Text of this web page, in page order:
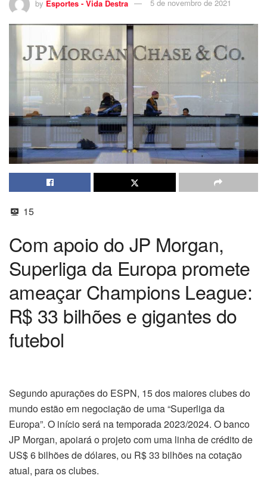
by Esportes - Vida Destra 5 de novembro de 2021
15
Com apoio do JP Morgan,
Superliga da Europa promete
ameaçar Champions League:
R$ 33 bilhões e gigantes do
futebol
Segundo apurações do ESPN, 15 dos maiores clubes do
mundo estão em negociação de uma “Superliga da
Europa”. O início será na temporada 2023/2024. O banco
JP Morgan, apoiará o projeto com uma linha de crédito de
US$ 6 bilhões de dólares, ou R$ 33 bilhões na cotação
atual, para os clubes.